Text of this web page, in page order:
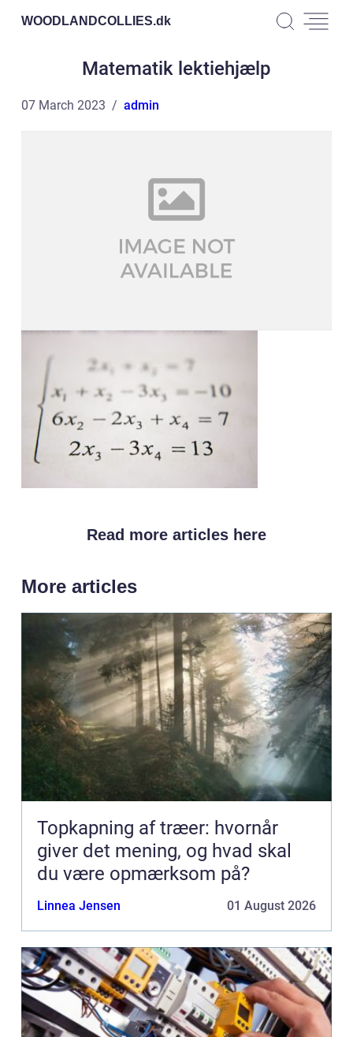
WOODLANDCOLLIES.dk
Matematik lektiehjælp
07 March 2023 admin
Read more articles here
More articles
Topkapning af træer: hvornår
giver det mening, og hvad skal
du være opmærksom på?
Linnea Jensen 01 August 2026